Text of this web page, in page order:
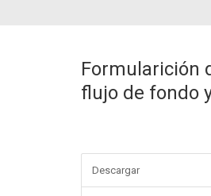
Formularición
flujo de fondo
Descargar